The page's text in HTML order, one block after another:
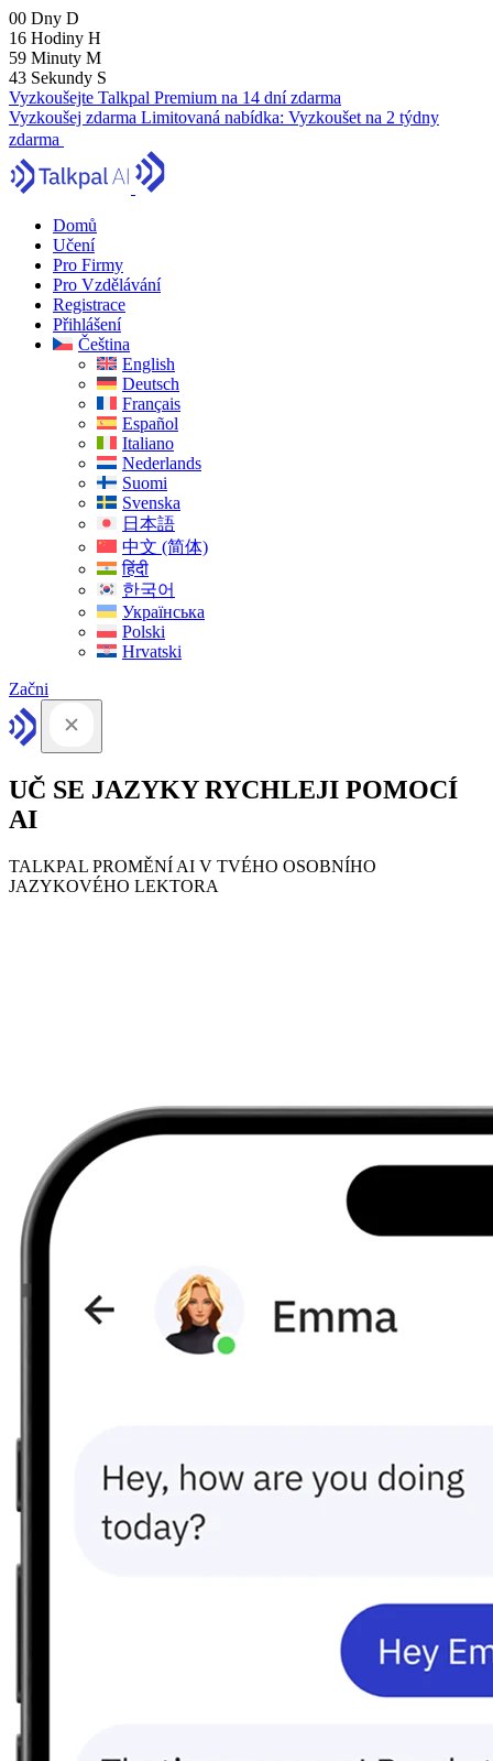
00 Dny D
16 Hodiny H
59 Minuty M
41 Sekundy S
Vyzkoušejte Talkpal Premium na 14 dní zdarma
Vyzkoušej zdarma Limitovaná nabídka: Vyzkoušet na 2 týdny
zdarma
Domů
Učení
Pro Firmy
Pro Vzdělávání
Registrace
Přihlášení
Čeština
English
Deutsch
Français
Español
Italiano
Nederlands
Suomi
Svenska
日本語
中文 (简体)
हिंदी
한국어
Українська
Polski
Hrvatski
Začni
UČ SE JAZYKY RYCHLEJI POMOCÍ
AI
TALKPAL PROMĚNÍ AI V TVÉHO OSOBNÍHO
JAZYKOVÉHO LEKTORA